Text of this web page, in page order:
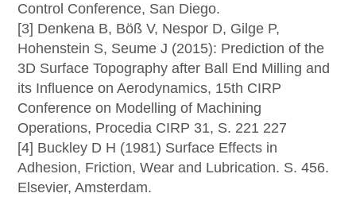
Control Conference, San Diego.
[3] Denkena B, Böß V, Nespor D, Gilge P,
Hohenstein S, Seume J (2015): Prediction of the
3D Surface Topography after Ball End Milling and
its Influence on Aerodynamics, 15th CIRP
Conference on Modelling of Machining
Operations, Procedia CIRP 31, S. 221 227
[4] Buckley D H (1981) Surface Effects in
Adhesion, Friction, Wear and Lubrication. S. 456.
Elsevier, Amsterdam.